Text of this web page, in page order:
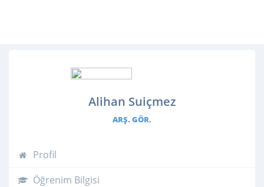
Alihan Suiçmez
ARŞ. GÖR.
Profil
Öğrenim Bilgisi